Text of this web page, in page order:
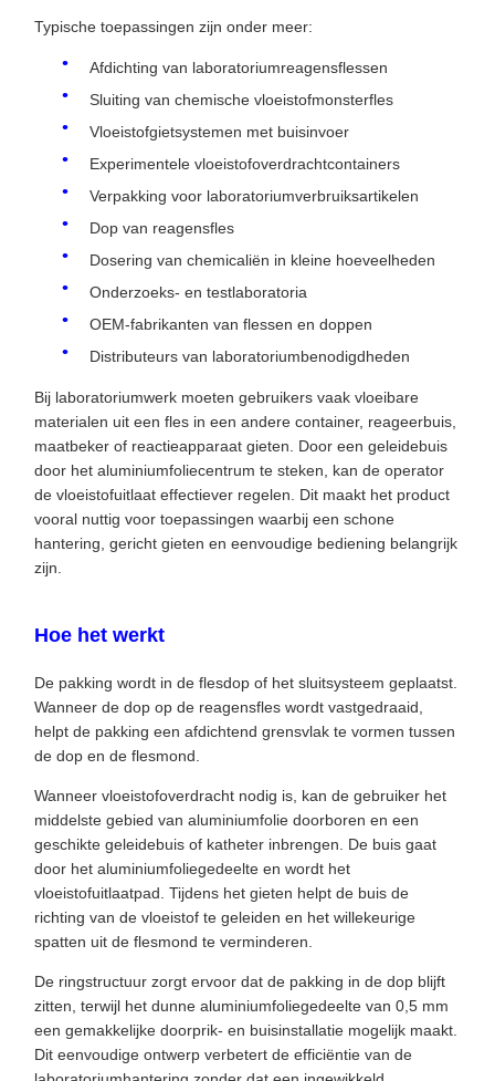
Typische toepassingen zijn onder meer:
Afdichting van laboratoriumreagensflessen
Sluiting van chemische vloeistofmonsterfles
Vloeistofgietsystemen met buisinvoer
Experimentele vloeistofoverdrachtcontainers
Verpakking voor laboratoriumverbruiksartikelen
Dop van reagensfles
Dosering van chemicaliën in kleine hoeveelheden
Onderzoeks- en testlaboratoria
OEM-fabrikanten van flessen en doppen
Distributeurs van laboratoriumbenodigdheden
Bij laboratoriumwerk moeten gebruikers vaak vloeibare
materialen uit een fles in een andere container, reageerbuis,
maatbeker of reactieapparaat gieten. Door een geleidebuis
door het aluminiumfoliecentrum te steken, kan de operator
de vloeistofuitlaat effectiever regelen. Dit maakt het product
vooral nuttig voor toepassingen waarbij een schone
hantering, gericht gieten en eenvoudige bediening belangrijk
zijn.
Hoe het werkt
De pakking wordt in de flesdop of het sluitsysteem geplaatst.
Wanneer de dop op de reagensfles wordt vastgedraaid,
helpt de pakking een afdichtend grensvlak te vormen tussen
de dop en de flesmond.
Wanneer vloeistofoverdracht nodig is, kan de gebruiker het
middelste gebied van aluminiumfolie doorboren en een
geschikte geleidebuis of katheter inbrengen. De buis gaat
door het aluminiumfoliegedeelte en wordt het
vloeistofuitlaatpad. Tijdens het gieten helpt de buis de
richting van de vloeistof te geleiden en het willekeurige
spatten uit de flesmond te verminderen.
De ringstructuur zorgt ervoor dat de pakking in de dop blijft
zitten, terwijl het dunne aluminiumfoliegedeelte van 0,5 mm
een ​​gemakkelijke doorprik- en buisinstallatie mogelijk maakt.
Dit eenvoudige ontwerp verbetert de efficiëntie van de